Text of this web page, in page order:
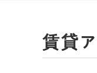
賃貸